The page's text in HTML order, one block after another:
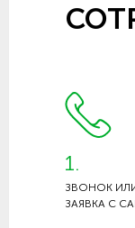
1.
ЗВОНОК
ЗАЯВКА С